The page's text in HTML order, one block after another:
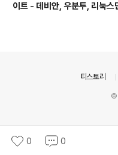
이트 - 데비안, 우분투, 리눅스
0 0
티스토리
©